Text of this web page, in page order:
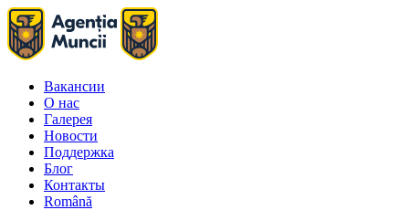
Вакансии
О нас
Галерея
Новости
Поддержка
Блог
Контакты
Română